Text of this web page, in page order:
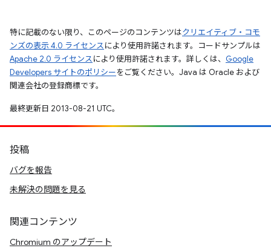
特に記載のない限り、このページのコンテンツはクリエイティブ・コモ
ンズの表示 4.0 ライセンスにより使用許諾されます。コードサンプルは
Apache 2.0 ライセンスにより使用許諾されます。詳しくは、 Google
Developers サイトのポリシーをご覧ください。Java は Oracle および
関連会社の登録商標です。
最終更新日 2013-08-21 UTC。
投稿
バグを報告
未解決の問題を見る
関連コンテンツ
Chromium のアップデート